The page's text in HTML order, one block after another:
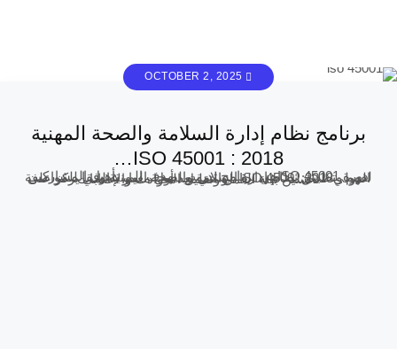
برنامج نظام إدارة السلامة والصحة المهنية
2018 : 45001 ISO…
دورة 45001 ISOهي برنامج تدريبي يهدف إلى تأهيل المشاركين لفهم وتطبيق نظام إدارة السلامة والصحة المهنية وفقا للمواصفة الدولي45001:2018 ISO ، والتي تعد أول معيار عالمي يركز على تحسين بيئة العمل وتقليل الحوادث والإصابات